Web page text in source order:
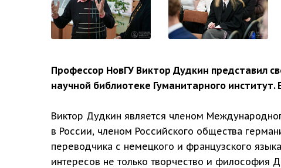
Профессор НовГУ Виктор Дудкин представил
научной библиотеке Гуманитарного
Виктор Дудкин является членом
в России, членом Российского общества
переводчика с немецкого и французского
интересов не только творчество и философия